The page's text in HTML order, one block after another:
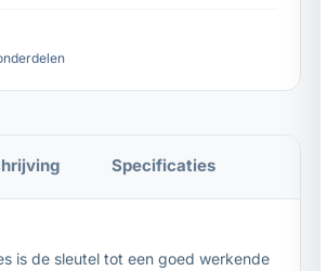
Specificaties
is de sleutel tot een goed werkende